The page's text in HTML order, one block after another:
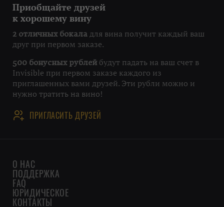
Приобщайте друзей
к хорошему вину
2 отличных бокала для вина получит каждый ваш
друг при первом заказе.
500 бонусных рублей будут падать на ваш счет в
Invisible при первом заказе каждого из
приглашенных вами друзей. Эти рубли можно и
нужно тратить на вино!
ПРИГЛАСИТЬ ДРУЗЕЙ
О НАС
ПОДДЕРЖКА
FAQ
ЮРИДИЧЕСКОЕ
КОНТАКТЫ